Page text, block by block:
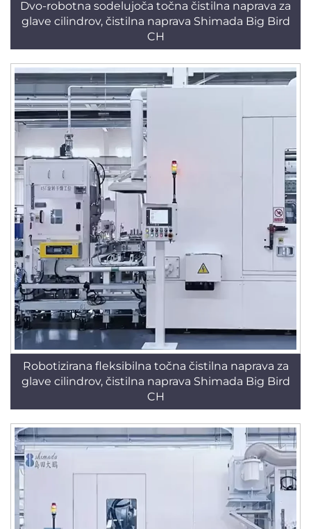
Dvo-robotna sodelujoča točna čistilna naprava za
glave cilindrov, čistilna naprava Shimada Big Bird
CH
Robotizirana fleksibilna točna čistilna naprava za
glave cilindrov, čistilna naprava Shimada Big Bird
CH